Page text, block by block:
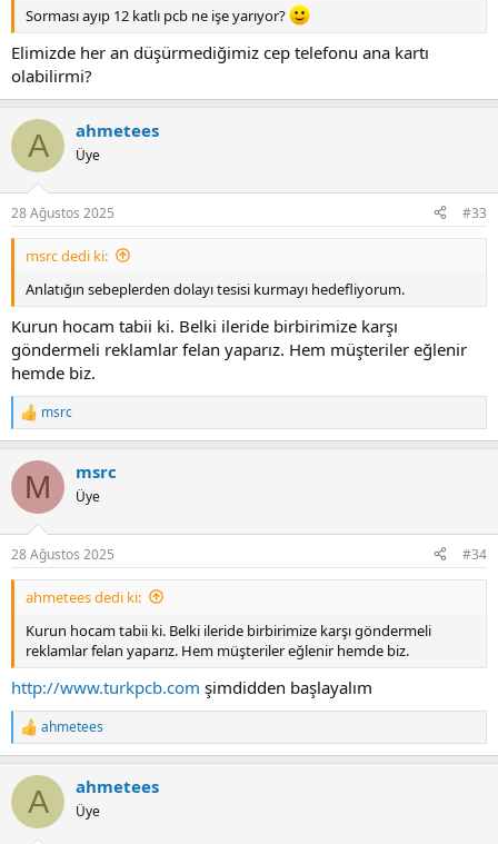
Sorması ayıp 12 katlı pcb ne işe yarıyor?
Elimizde her an düşürmediğimiz cep telefonu ana kartı
olabilirmi?
A ahmetees
Üye
28 Ağustos 2025 #33
msrc dedi ki:
Anlatığın sebeplerden dolayı tesisi kurmayı hedefliyorum.
Kurun hocam tabii ki. Belki ileride birbirimize karşı
göndermeli reklamlar felan yaparız. Hem müşteriler eğlenir
hemde biz.
R
e
c
i
s
:
msrc
M msrc
Üye
28 Ağustos 2025 #34
ahmetees dedi ki:
Kurun hocam tabii ki. Belki ileride birbirimize karşı göndermeli
reklamlar felan yaparız. Hem müşteriler eğlenir hemde biz.
http://www.turkpcb.com şimdidden başlayalım
R
e
c
i
ahmetees
A ahmetees
Üye